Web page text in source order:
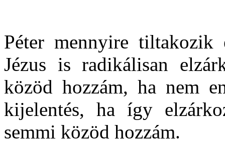
Péter mennyire tiltakozik
Jézus is radikálisan
közöd hozzám, ha nem
kijelentés, ha így
semmi közöd hozzám.